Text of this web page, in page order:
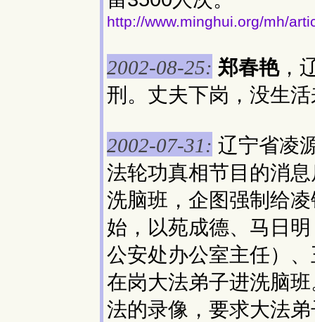
http://www.minghui.org/mh/
2002-08-25: 郑春艳，
刑。丈夫下岗，没生
2002-07-31: 辽宁省凌
法轮功真相节目的消
洗脑班，企图强制给
始，以苑成德、马日
公安处办公室主任）
在岗大法弟子进洗脑
法的录像，要求大法